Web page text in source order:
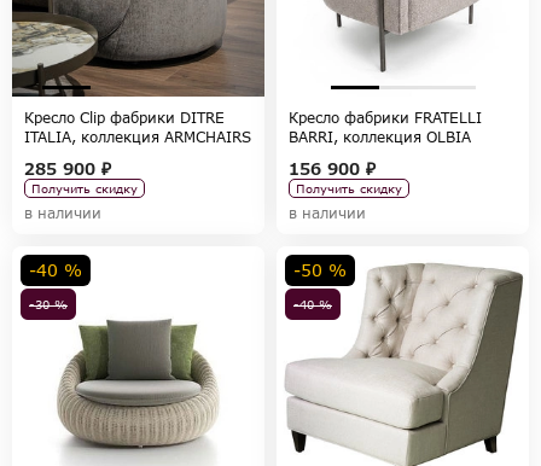
Кресло Clip фабрики DITRE
ITALIA, коллекция ARMCHAIRS
285 900 ₽
Получить скидку
в наличии
Кресло фабрики FRATELLI
BARRI, коллекция OLBIA
156 900 ₽
Получить скидку
в наличии
-30 %
-40 %
-40 %
-50 %